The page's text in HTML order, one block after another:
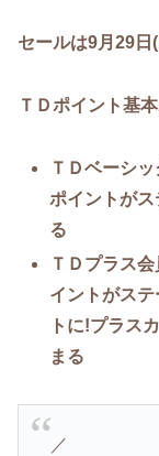
セールは9月29日
ＴＤポイント基
ＴＤベーシ
ポイントが
る
ＴＤプラス
イントがス
トに!プラス
まる
／